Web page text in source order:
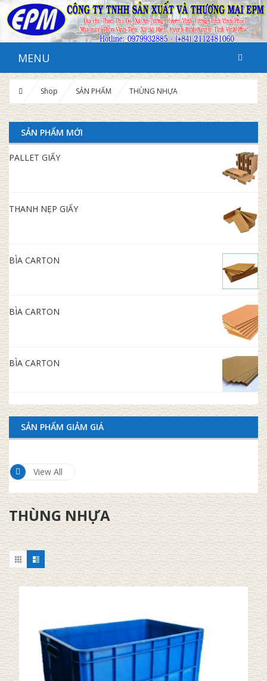
MENU
Shop SẢN PHẨM THÙNG NHỰA
SẢN PHẨM MỚI
PALLET GIẤY
THANH NẸP GIẤY
BÌA CARTON
BÌA CARTON
BÌA CARTON
SẢN PHẨM GIẢM GIÁ
View All
THÙNG NHỰA